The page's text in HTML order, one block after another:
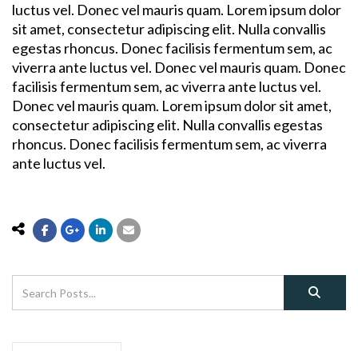
luctus vel. Donec vel mauris quam. Lorem ipsum dolor
sit amet, consectetur adipiscing elit. Nulla convallis
egestas rhoncus. Donec facilisis fermentum sem, ac
viverra ante luctus vel. Donec vel mauris quam. Donec
facilisis fermentum sem, ac viverra ante luctus vel.
Donec vel mauris quam. Lorem ipsum dolor sit amet,
consectetur adipiscing elit. Nulla convallis egestas
rhoncus. Donec facilisis fermentum sem, ac viverra
ante luctus vel.